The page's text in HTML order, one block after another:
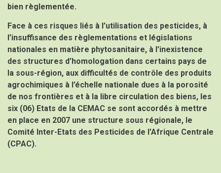
bien règlementée.
Face à ces risques liés à l’utilisation des pesticides, à
l’insuffisance des règlementations et législations
nationales en matière phytosanitaire, à l’inexistence
des structures d’homologation dans certains pays de
la sous-région, aux difficultés de contrôle des produits
agrochimiques à l’échelle nationale dues à la porosité
de nos frontières et à la libre circulation des biens, les
six (06) Etats de la CEMAC se sont accordés à mettre
en place en 2007 une structure sous régionale, le
Comité Inter-Etats des Pesticides de l’Afrique Centrale
(CPAC).